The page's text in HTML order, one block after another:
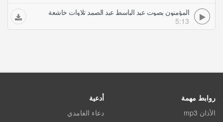
المؤمنون بصوت عبد الباسط عبد الصمد تلاوات خاشعة
5:13
روابط مهمة
الأذان mp3
أدعية
دعاء الغامدي